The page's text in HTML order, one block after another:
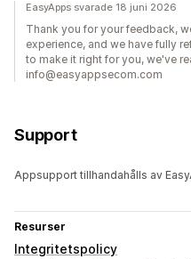
EasyApps svarade 18 juni 2026
Thank you for your feedback,
experience, and we have fully
to make it right for you, we've
info@easyappsecom.com
Support
Appsupport tillhandahålls av
Resurser
Integritetspolicy